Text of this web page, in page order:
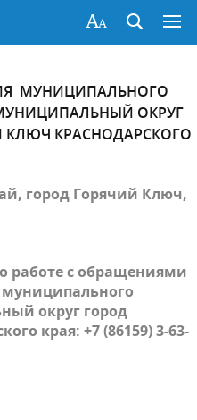
МУНИЦИПАЛЬНОГО
ОКРУГ
КЛЮЧ КРАСНОДАРСКОГО
город Горячий Ключ,
работе с обращениями
округ город
края: +7 (86159) 3-63-